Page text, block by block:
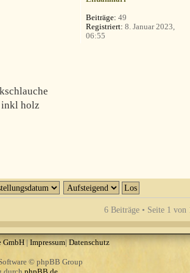
inkl holz
Beiträge: 49
Registriert: 8. Januar 2023,
06:55
6 Beiträge • Seite 1 von
GmbH|Impressum|Datenschutz
© phpBB Group